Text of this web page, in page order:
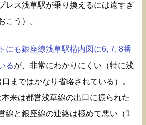
レス浅草駅が乗り換えるには遠すぎ
こう）。
にも銀座線浅草駅構内図に6, 7, 8番
るが、非常にわかりにくい（特に浅
まではかなり省略されている）。
来は都営浅草線の出口に振られた
線と銀座線の連絡は極めて悪い（1